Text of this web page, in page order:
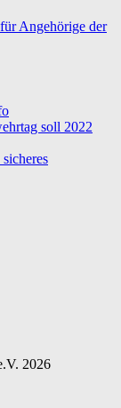
Angehörige der
soll 2022
2026